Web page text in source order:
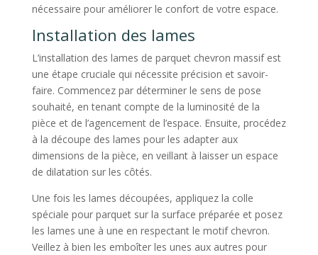
nécessaire pour améliorer le confort de votre espace.
Installation des lames
L’installation des lames de parquet chevron massif est
une étape cruciale qui nécessite précision et savoir-
faire. Commencez par déterminer le sens de pose
souhaité, en tenant compte de la luminosité de la
pièce et de l’agencement de l’espace. Ensuite, procédez
à la découpe des lames pour les adapter aux
dimensions de la pièce, en veillant à laisser un espace
de dilatation sur les côtés.
Une fois les lames découpées, appliquez la colle
spéciale pour parquet sur la surface préparée et posez
les lames une à une en respectant le motif chevron.
Veillez à bien les emboîter les unes aux autres pour